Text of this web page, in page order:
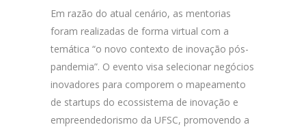
Em razão do atual cenário, as mentorias
foram realizadas de forma virtual com a
temática “o novo contexto de inovação pós-
pandemia”. O evento visa selecionar negócios
inovadores para comporem o mapeamento
de startups do ecossistema de inovação e
empreendedorismo da UFSC, promovendo a